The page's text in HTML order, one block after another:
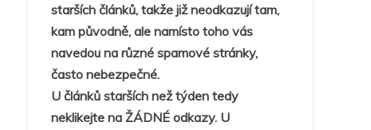
starších článků, takže již neodkazují tam,
kam původně, ale namísto toho vás
navedou na různé spamové stránky,
často nebezpečné.
U článků starších než týden tedy
neklikejte na ŽÁDNÉ odkazy. U